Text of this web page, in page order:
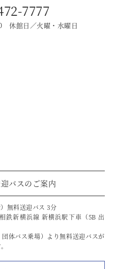
7777
休館日／火曜・水曜日
バスのご案内
無料送迎バス 3分
鉄新横浜線 新横浜駅下車（5B 出
体バス乗場）より無料送迎バスが